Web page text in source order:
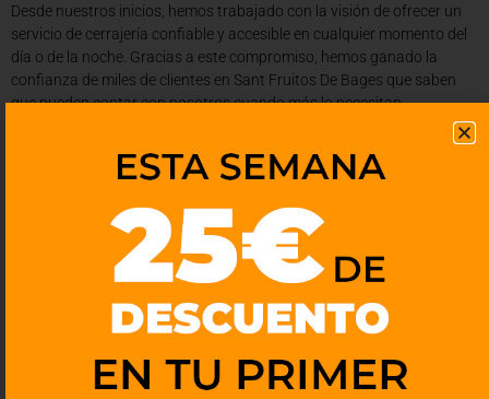
Desde nuestros inicios, hemos trabajado con la visión de ofrecer un
servicio de cerrajería confiable y accesible en cualquier momento del
día o de la noche. Gracias a este compromiso, hemos ganado la
confianza de miles de clientes en Sant Fruitos De Bages que saben
que pueden contar con nosotros cuando más lo necesitan.
Nuestro equipo está formado por cerrajeros altamente cualificados y
certificados, con años de experiencia en el sector. Sin embargo, lo que
Sabemos que cuando nos llamas, es porque te encuentras en una
situación de estrés o emergencia. Por eso, nuestra prioridad es
solucionar tu problema de la forma más rápida, segura y eficiente
Para garantizar un trabajo impecable, utilizamos herramientas y
precisión y sin causar daños innecesarios. Además, estamos
constantemente actualizados en las últimas tendencias y